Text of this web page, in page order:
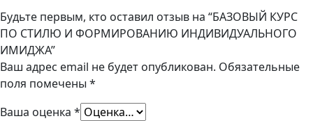
ФОРМИРОВАНИЮ
ИНДИВИДУАЛЬНОГО
ИМИДЖА
Будьте первым, кто оставил отзыв на “БАЗОВЫЙ КУРС
ПО СТИЛЮ И ФОРМИРОВАНИЮ ИНДИВИДУАЛЬНОГО
ИМИДЖА”
Ваш адрес email не будет опубликован. Обязательные
поля помечены *
Ваша оценка *